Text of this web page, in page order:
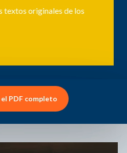
textos originales de los
PDF completo